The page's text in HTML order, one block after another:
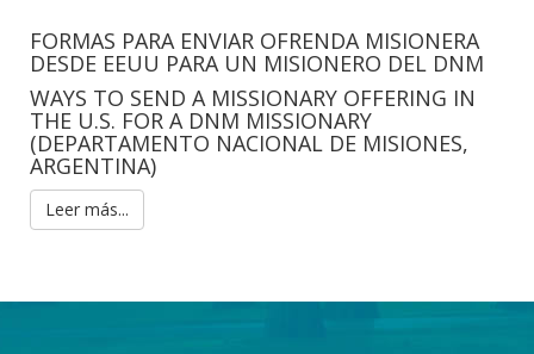
FORMAS PARA ENVIAR OFRENDA MISIONERA
DESDE EEUU PARA UN MISIONERO DEL DNM
WAYS TO SEND A MISSIONARY OFFERING IN
THE U.S. FOR A DNM MISSIONARY
(DEPARTAMENTO NACIONAL DE MISIONES,
ARGENTINA)
Leer más...